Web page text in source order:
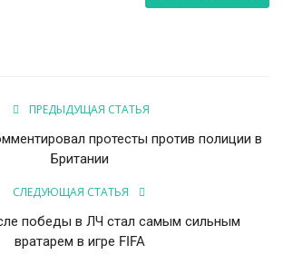
ПРЕДЫДУЩАЯ СТАТЬЯ
протесты против полиции в
Британии
СЛЕДУЮЩАЯ СТАТЬЯ
победы в ЛЧ стал самым сильным
вратарем в игре FIFA